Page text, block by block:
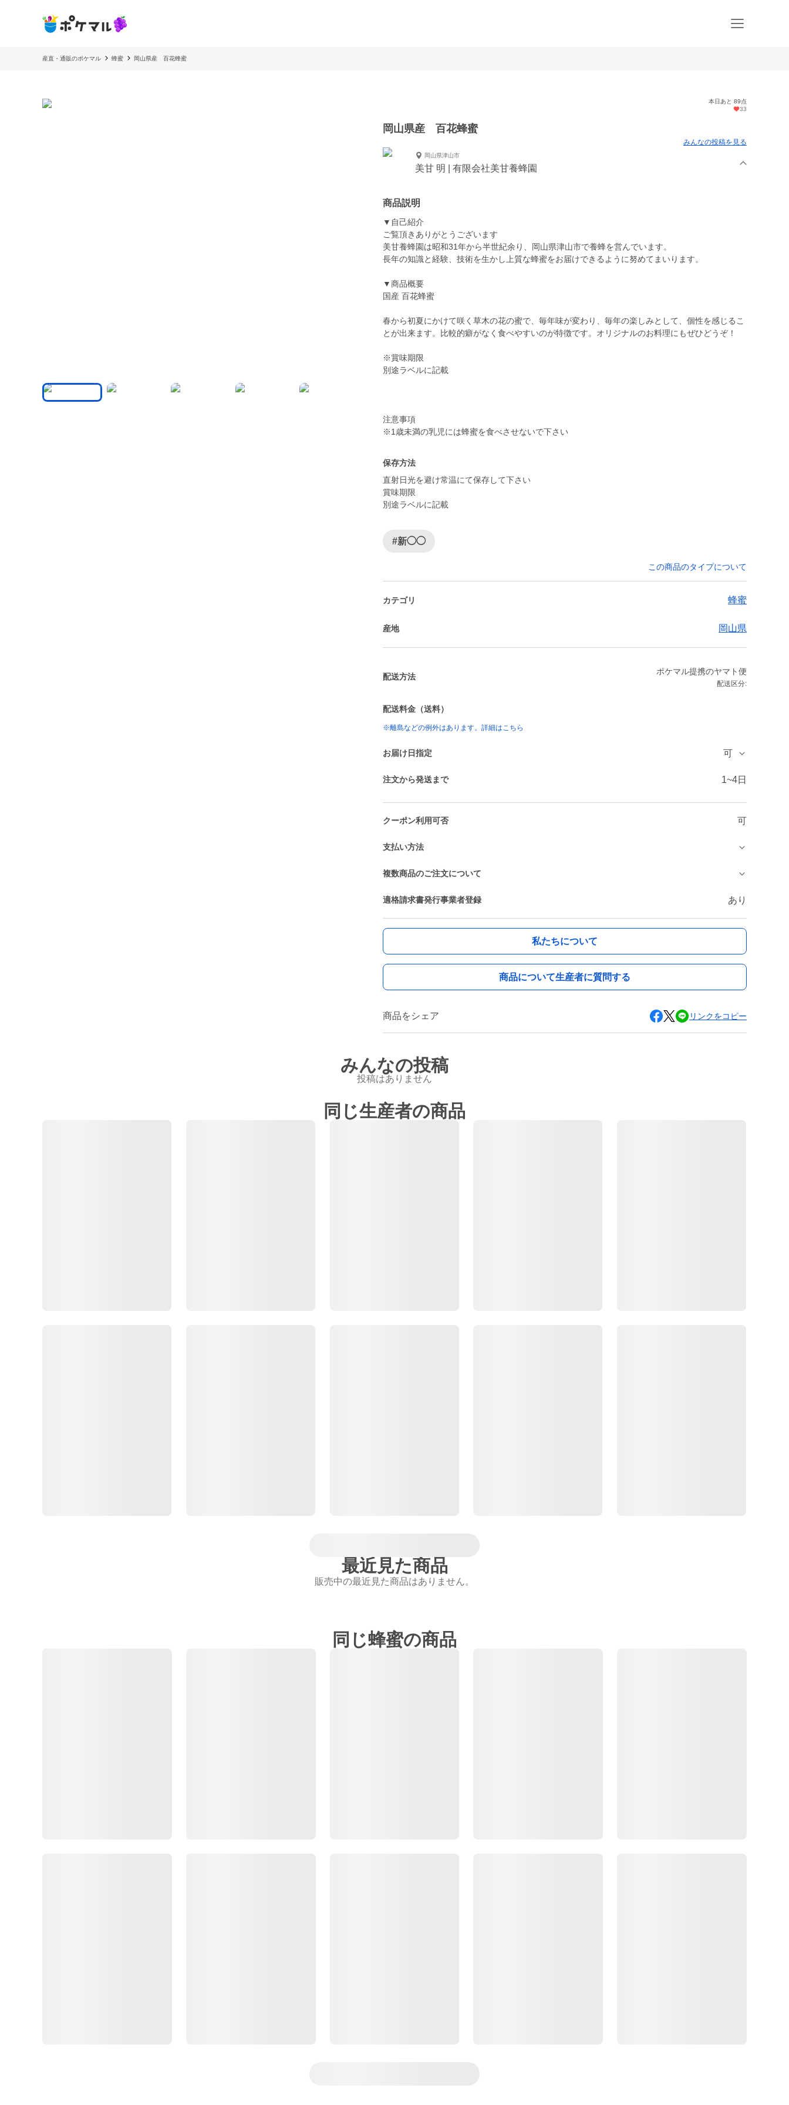
産直・通販のポケマル 蜂蜜 岡山県産 百花蜂蜜
本日あと 89点
33
岡山県産 百花蜂蜜
みんなの投稿を見る
岡山県津山市
美甘 明 | 有限会社美甘養蜂園
商品説明
▼自己紹介
ご覧頂きありがとうございます
美甘養蜂園は昭和31年から半世紀余り、岡山県津山市で養蜂を営んでいます。
長年の知識と経験、技術を生かし上質な蜂蜜をお届けできるように努めてまいります。
▼商品概要
国産 百花蜂蜜
春から初夏にかけて咲く草木の花の蜜で、毎年味が変わり、毎年の楽しみとして、個性を感じるこ
とが出来ます。比較的癖がなく食べやすいのが特徴です。オリジナルのお料理にもぜひどうぞ！
※賞味期限
別途ラベルに記載
注意事項
保存方法
直射日光を避け常温にて保存して下さい
賞味期限
別途ラベルに記載
#新◯◯
この商品のタイプについて
カテゴリ 蜂蜜
産地 岡山県
配送方法
ポケマル提携のヤマト便
配送区分:
配送料金（送料）
※離島などの例外はあります。詳細はこちら
お届け日指定 可
注文から発送まで 1~4日
クーポン利用可否 可
支払い方法
複数商品のご注文について
適格請求書発行事業者登録 あり
私たちについて
商品について生産者に質問する
商品をシェア リンクをコピー
みんなの投稿
投稿はありません
同じ生産者の商品
最近見た商品
販売中の最近見た商品はありません。
同じ蜂蜜の商品